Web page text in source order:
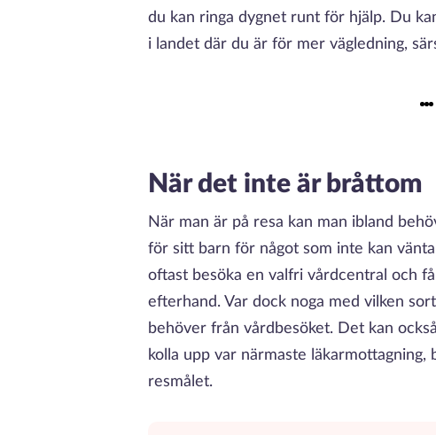
du kan ringa dygnet runt för hjälp. Du
i landet där du är för mer vägledning,
När det inte är bråttom
När man är på resa kan man ibland
för sitt barn för något som inte kan
oftast besöka en valfri vårdcentral och
efterhand. Var dock noga med vilken
behöver från vårdbesöket. Det kan
kolla upp var närmaste läkarmottagning,
resmålet.